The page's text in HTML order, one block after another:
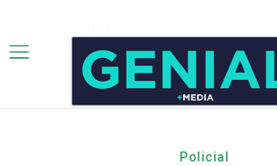
Policial